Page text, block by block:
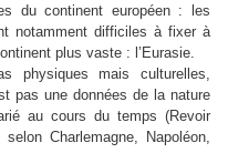
du continent européen : les
notamment difficiles à fixer à
plus vaste : l’Eurasie.
physiques mais culturelles,
pas une données de la nature
au cours du temps (Revoir
Charlemagne, Napoléon,